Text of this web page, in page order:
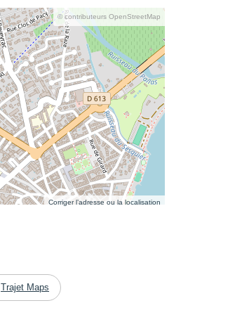
© contributeurs OpenStreetMap
Corriger l’adresse ou la localisation
Trajet Maps